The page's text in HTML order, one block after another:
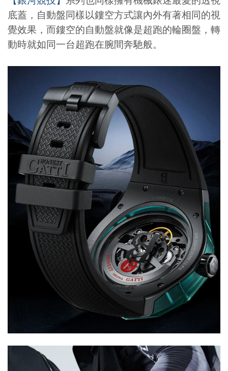
底蓋，自動盤同樣以鏤空方式讓內外有著相同的視
覺效果，而鏤空的自動盤就像是超跑的輪圈盤，轉
動時就如同一台超跑在腕間奔馳般。